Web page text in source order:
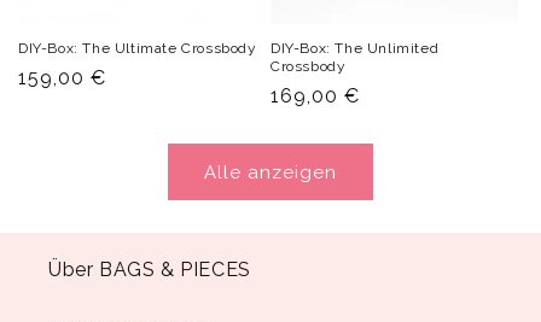
DIY-Box: The Ultimate Crossbody
Normaler
159,00 €
DIY-Box: The Unlimited
Crossbody
Normaler
169,00 €
Alle anzeigen
Über BAGS & PIECES